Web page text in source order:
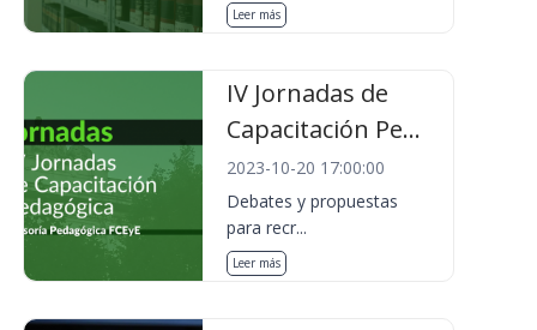
Leer más
IV Jornadas de
Capacitación Pe...
2023-10-20 17:00:00
Debates y propuestas
para recr...
Leer más